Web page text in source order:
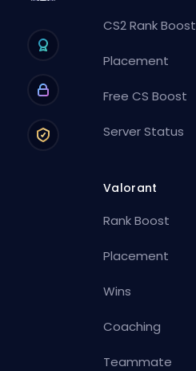
CS2 Rank Boost
Placement
Free CS Boost
Server Status
Valorant
Rank Boost
Placement
Wins
Coaching
Teammate